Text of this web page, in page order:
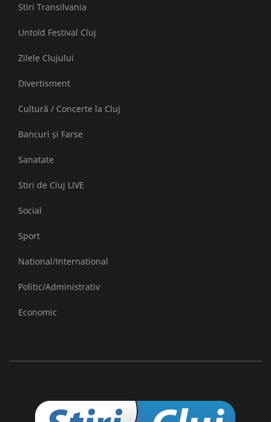
Stiri Transilvania
Untold Festival Cluj
Zilele Clujului
Divertisment
Cultură / Concerte la Cluj
Bancuri și Farse
Sanatate
Stiri de Cluj LIVE
Social
Sport
National/International
Politic/Administrativ
Economic